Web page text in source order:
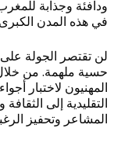
ودافئة وجذابة
في هذه المدن الكبرى
لن تقتصر الجولة
حسية ملهمة. من
المهنيون لاختبار
التقليدية إلى
المشاعر وتحفيز